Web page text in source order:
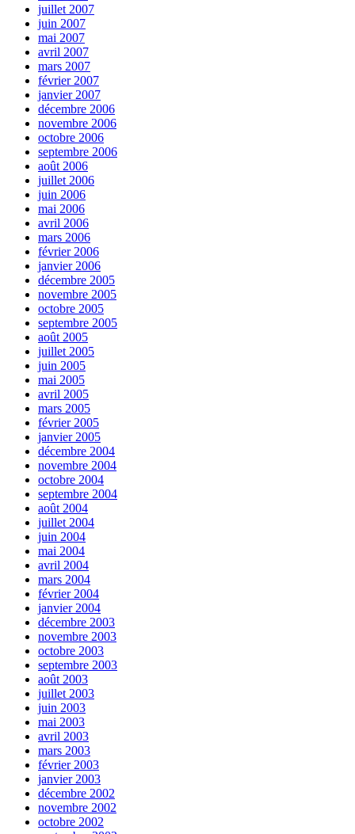
juillet 2007
juin 2007
mai 2007
avril 2007
mars 2007
février 2007
janvier 2007
décembre 2006
novembre 2006
octobre 2006
septembre 2006
août 2006
juillet 2006
juin 2006
mai 2006
avril 2006
mars 2006
février 2006
janvier 2006
décembre 2005
novembre 2005
octobre 2005
septembre 2005
août 2005
juillet 2005
juin 2005
mai 2005
avril 2005
mars 2005
février 2005
janvier 2005
décembre 2004
novembre 2004
octobre 2004
septembre 2004
août 2004
juillet 2004
juin 2004
mai 2004
avril 2004
mars 2004
février 2004
janvier 2004
décembre 2003
novembre 2003
octobre 2003
septembre 2003
août 2003
juillet 2003
juin 2003
mai 2003
avril 2003
mars 2003
février 2003
janvier 2003
décembre 2002
novembre 2002
octobre 2002